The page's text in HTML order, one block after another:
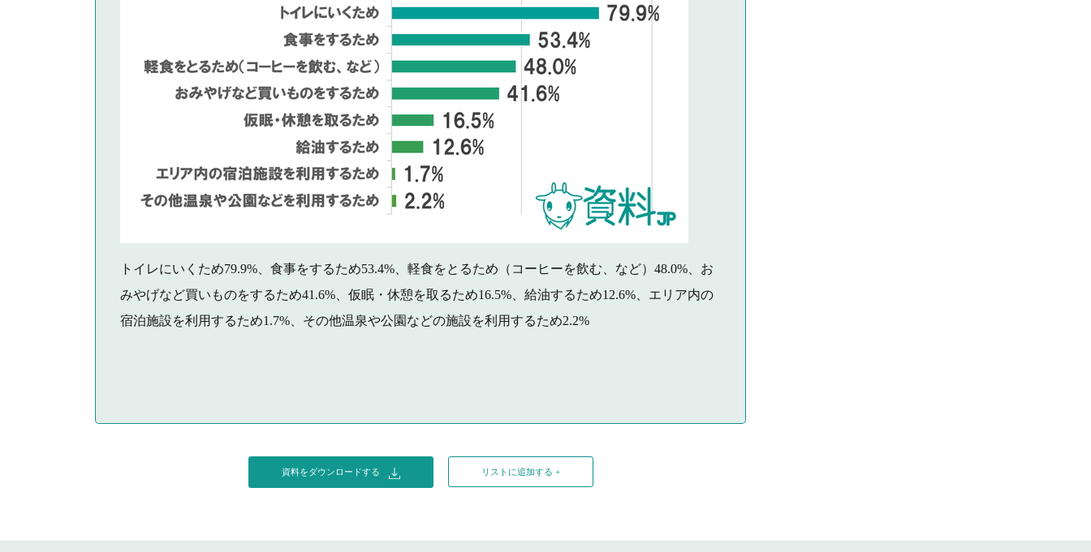
トイレにいくため79.9%、食事をするため53.4%、軽食をとるため（コーヒーを飲む、など）48.0%、お
みやげなど買いものをするため41.6%、仮眠・休憩を取るため16.5%、給油するため12.6%、エリア内の
宿泊施設を利用するため1.7%、その他温泉や公園などの施設を利用するため2.2%
資料をダウンロードする リストに追加する +